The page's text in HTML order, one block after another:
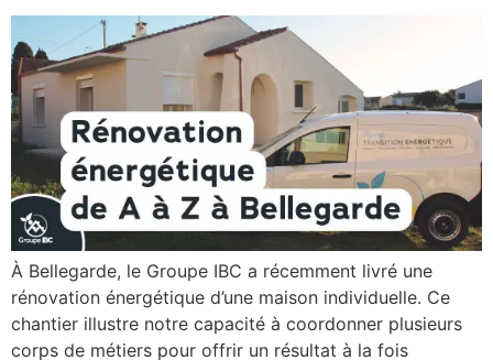
À Bellegarde, le Groupe IBC a récemment livré une
rénovation énergétique d’une maison individuelle. Ce
chantier illustre notre capacité à coordonner plusieurs
corps de métiers pour offrir un résultat à la fois